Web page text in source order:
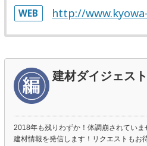
WEB http://
建材ダイジェス
2018年も残りわずか！体調崩されてい
建材情報を発信します！リクエストもお